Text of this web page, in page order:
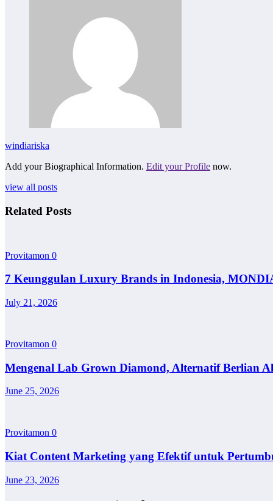
windiariska
Add your Biographical Information. Edit your Profile now.
view all posts
Related Posts
Provitamon 0
7 Keunggulan Luxury Brands in Indonesia,
July 21, 2026
Provitamon 0
Mengenal Lab Grown Diamond, Alternatif Berlian
June 25, 2026
Provitamon 0
Kiat Content Marketing yang Efektif untuk
June 23, 2026